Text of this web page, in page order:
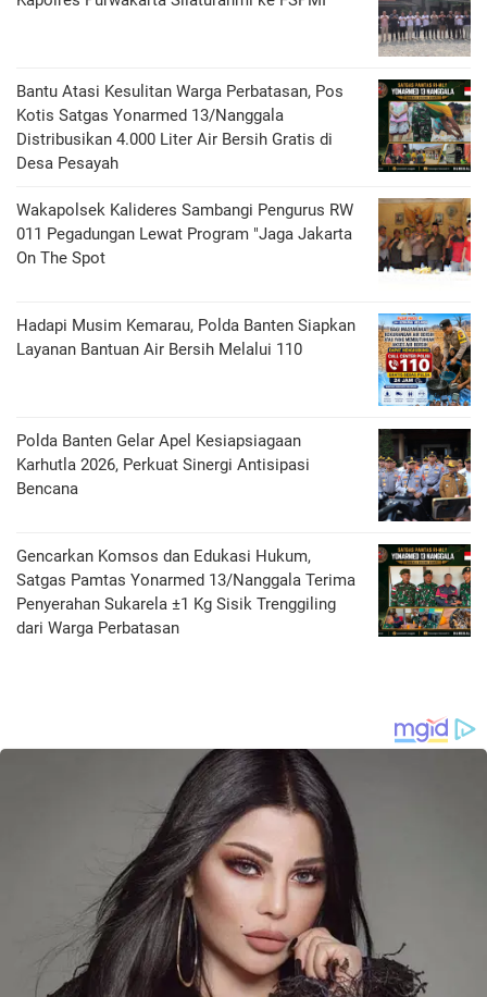
Bantu Atasi Kesulitan Warga Perbatasan, Pos
Kotis Satgas Yonarmed 13/Nanggala
Distribusikan 4.000 Liter Air Bersih Gratis di
Desa Pesayah
Wakapolsek Kalideres Sambangi Pengurus RW
011 Pegadungan Lewat Program "Jaga Jakarta
On The Spot
Hadapi Musim Kemarau, Polda Banten Siapkan
Layanan Bantuan Air Bersih Melalui 110
Polda Banten Gelar Apel Kesiapsiagaan
Karhutla 2026, Perkuat Sinergi Antisipasi
Bencana
Gencarkan Komsos dan Edukasi Hukum,
Satgas Pamtas Yonarmed 13/Nanggala Terima
Penyerahan Sukarela ±1 Kg Sisik Trenggiling
dari Warga Perbatasan